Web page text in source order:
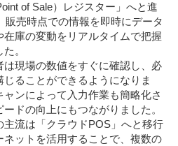
of Sale）レジスター」へと進
販売時点での情報を即時にデータ
庫の変動をリアルタイムで把握
。
は現場の数値をすぐに確認し、必
ることができるようになりま
ンによって入力作業も簡略化さ
ドの向上にもつながりました。
流は「クラウドPOS」へと移行
ネットを活用することで、複数の